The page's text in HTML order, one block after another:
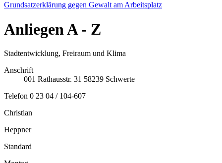
Grundsatzerklärung gegen Gewalt am Arbeitsplatz
AnliegenA - Z
Stadtentwicklung, Freiraum und Klima
Anschrift
001 Rathausstr. 31 58239 Schwerte
Telefon 0 23 04 / 104-607
Christian
Heppner
Standard